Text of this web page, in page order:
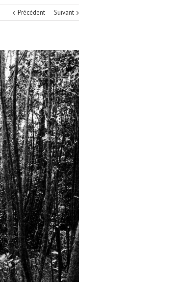
Précédent Suivant